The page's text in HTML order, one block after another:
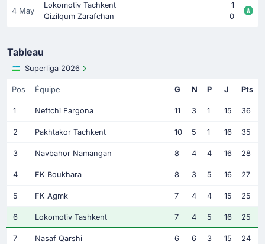
4 May
Lokomotiv Tachkent
1
Qizilqum Zarafchan
0
Tableau
Superliga 2026
Pos Équipe G N P J Pts
1 Neftchi Fargona 11 3 1 15 36
2 Pakhtakor Tachkent 10 5 1 16 35
3 Navbahor Namangan 8 4 4 16 28
4 FK Boukhara 8 3 5 16 27
5 FK Agmk 7 4 4 15 25
6 Lokomotiv Tashkent 7 4 5 16 25
7 Nasaf Qarshi 6 6 3 15 24